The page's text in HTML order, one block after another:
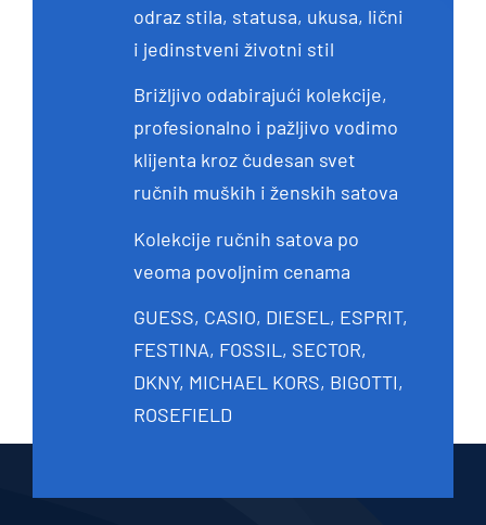
odraz stila, statusa, ukusa, lični
i jedinstveni životni stil
Brižljivo odabirajući kolekcije,
profesionalno i pažljivo vodimo
klijenta kroz čudesan svet
ručnih muških i ženskih satova
Kolekcije ručnih satova po
veoma povoljnim cenama
GUESS, CASIO, DIESEL, ESPRIT,
FESTINA, FOSSIL, SECTOR,
DKNY, MICHAEL KORS, BIGOTTI,
ROSEFIELD